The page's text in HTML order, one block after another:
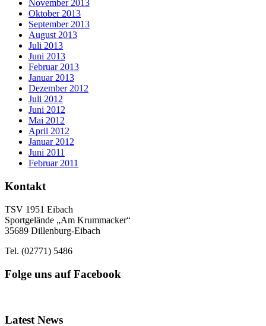
November 2013
Oktober 2013
September 2013
August 2013
Juli 2013
Juni 2013
Februar 2013
Januar 2013
Dezember 2012
Juli 2012
Juni 2012
Mai 2012
April 2012
Januar 2012
Juni 2011
Februar 2011
Kontakt
TSV 1951 Eibach
Sportgelände „Am Krummacker“
35689 Dillenburg-Eibach
Tel. (02771) 5486
Folge uns auf Facebook
Latest News